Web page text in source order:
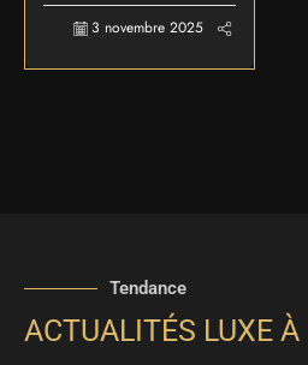
3 novembre 2025
Tendance
ACTUALITÉS LUXE À